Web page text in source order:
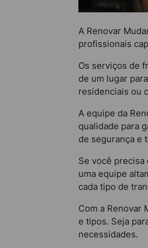
A Renovar
profissionais
Os serviços de
de um lugar
residenciais ou
A equipe da
qualidade para
de segurança e
Se você precisa
uma equipe
cada tipo de
Com a Renovar
e tipos. Seja
necessidades.